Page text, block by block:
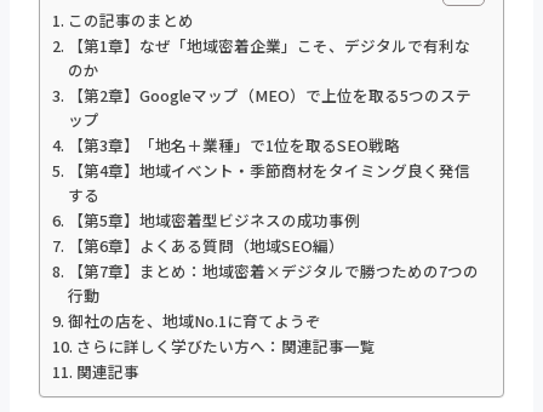
この記事のまとめ
【第1章】なぜ「地域密着企業」こそ、デジタルで有利な
のか
【第2章】Googleマップ（MEO）で上位を取る5つのステ
ップ
【第3章】「地名＋業種」で1位を取るSEO戦略
【第4章】地域イベント・季節商材をタイミング良く発信
する
【第5章】地域密着型ビジネスの成功事例
【第6章】よくある質問（地域SEO編）
【第7章】まとめ：地域密着×デジタルで勝つための7つの
行動
御社の店を、地域No.1に育てようぞ
さらに詳しく学びたい方へ：関連記事一覧
関連記事